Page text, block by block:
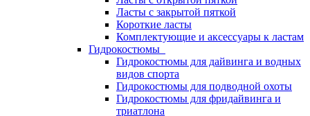
Ласты с закрытой пяткой
Короткие ласты
Комплектующие и аксессуары к ластам
Гидрокостюмы
Гидрокостюмы для дайвинга и водных
видов спорта
Гидрокостюмы для подводной охоты
Гидрокостюмы для фридайвинга и
триатлона